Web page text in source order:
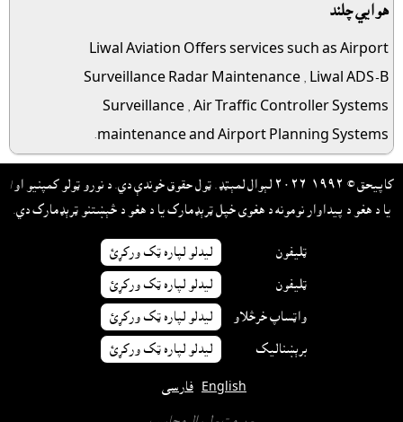
هوايي چلند
Liwal Aviation Offers services such as Airport
Surveillance Radar Maintenance ,
Liwal ADS-B
Surveillance , Air Traffic Controller Systems
maintenance and Airport Planning Systems.
کاپيحق © ١٩٩٢-٢٠٢٦ لېوال لمېټډ. ټول حقوق خوندې دي. د نورو ټولو کمپنيو او/
يا د هغو د پيداوار نومونه د هغوى خپل ټرېډمارک يا د هغو د څېښتنو ټرېډمارک دي.
ټليفون ليدلو لپاره ټک ورکړئ
ټليفون ليدلو لپاره ټک ورکړئ
واټساپ خرڅلاو ليدلو لپاره ټک ورکړئ
برېښناليک ليدلو لپاره ټک ورکړئ
English فارسی